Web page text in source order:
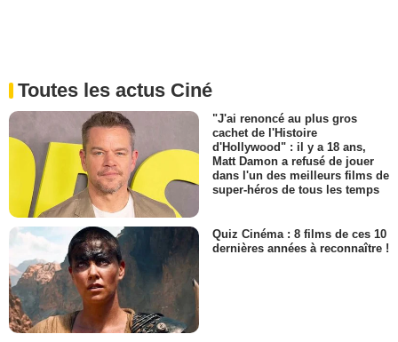
Toutes les actus Ciné
"J'ai renoncé au plus gros
cachet de l'Histoire
d'Hollywood" : il y a 18 ans,
Matt Damon a refusé de jouer
dans l'un des meilleurs films de
super-héros de tous les temps
Quiz Cinéma : 8 films de ces 10
dernières années à reconnaître !